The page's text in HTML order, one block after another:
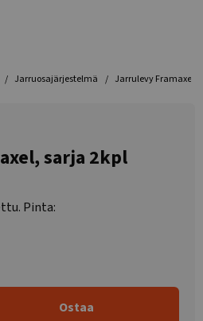
Jarruosajärjestelmä Jarrulevy Framaxel,
sarja 2kpl
Pinta:
Ostaa